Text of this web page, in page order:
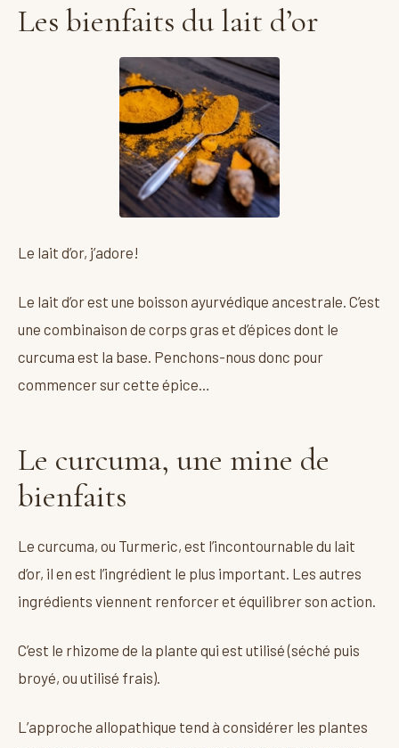
Les bienfaits du lait d’or
Le lait d’or, j’adore!
Le lait d’or est une boisson ayurvédique ancestrale. C’est
une combinaison de corps gras et d’épices dont le
curcuma est la base. Penchons-nous donc pour
commencer sur cette épice…
Le curcuma, une mine de
bienfaits
Le curcuma, ou Turmeric, est l’incontournable du lait
d’or, il en est l’ingrédient le plus important. Les autres
ingrédients viennent renforcer et équilibrer son action.
C’est le rhizome de la plante qui est utilisé (séché puis
broyé, ou utilisé frais).
L’approche allopathique tend à considérer les plantes